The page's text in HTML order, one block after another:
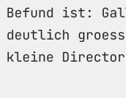
Befund ist:
deutlich
kleine